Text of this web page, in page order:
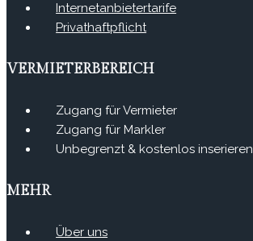
Internetanbietertarife
Privathaftpflicht
VERMIETERBEREICH
Zugang für Vermieter
Zugang für Markler
Unbegrenzt & kostenlos inserieren
MEHR
Über uns